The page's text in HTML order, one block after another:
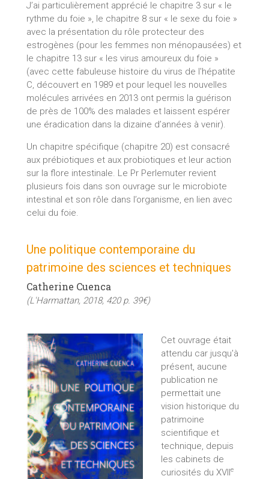
J’ai particulièrement apprécié le chapitre 3 sur « le
rythme du foie », le chapitre 8 sur « le sexe du foie »
avec la présentation du rôle protecteur des
estrogènes (pour les femmes non ménopausées) et
le chapitre 13 sur « les virus amoureux du foie »
(avec cette fabuleuse histoire du virus de l'hépatite
C, découvert en 1989 et pour lequel les nouvelles
molécules arrivées en 2013 ont permis la guérison
de près de 100% des malades et laissent espérer
une éradication dans la dizaine d’années à venir).
Un chapitre spécifique (chapitre 20) est consacré
aux prébiotiques et aux probiotiques et leur action
sur la flore intestinale. Le Pr Perlemuter revient
plusieurs fois dans son ouvrage sur le microbiote
intestinal et son rôle dans l’organisme, en lien avec
celui du foie.
Une politique contemporaine du
patrimoine des sciences et techniques
Catherine Cuenca
(L'Harmattan, 2018, 420 p. 39€)
Cet ouvrage était
attendu car jusqu'à
présent, aucune
publication ne
permettait une
vision historique du
patrimoine
scientifique et
technique, depuis
les cabinets de
curiosités du XVIIe